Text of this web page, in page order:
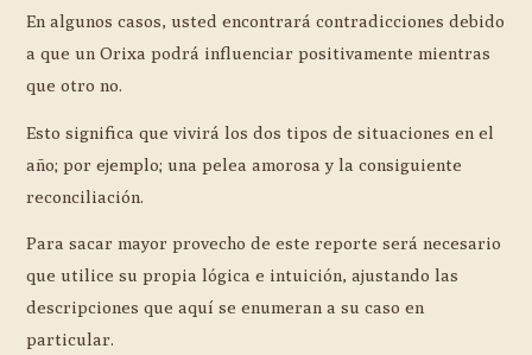
En algunos casos, usted encontrará contradicciones debido
a que un Orixa podrá influenciar positivamente mientras
que otro no.
Esto significa que vivirá los dos tipos de situaciones en el
año; por ejemplo; una pelea amorosa y la consiguiente
reconciliación.
Para sacar mayor provecho de este reporte será necesario
que utilice su propia lógica e intuición, ajustando las
descripciones que aquí se enumeran a su caso en
particular.